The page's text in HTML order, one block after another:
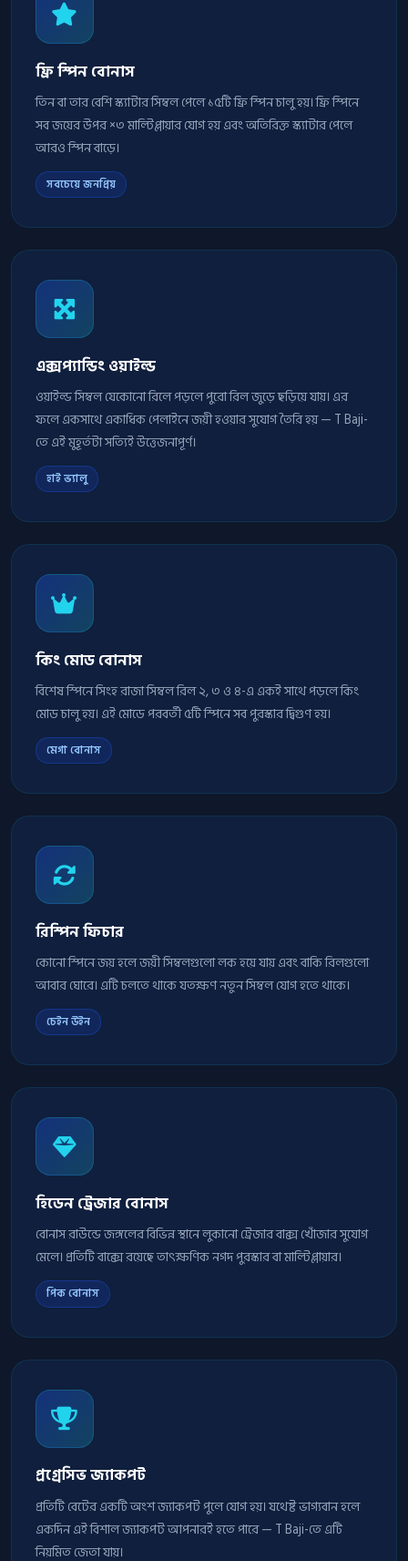
ফ্রি স্পিন বোনাস
তিন বা তার বেশি স্ক্যাটার সিম্বল পেলে ১৫টি ফ্রি স্পিন চালু হয়। ফ্রি স্পিনে
সব জয়ের উপর ×৩ মাল্টিপ্লায়ার যোগ হয় এবং অতিরিক্ত স্ক্যাটার পেলে
আরও স্পিন বাড়ে।
সবচেয়ে জনপ্রিয়
এক্সপ্যান্ডিং ওয়াইল্ড
ওয়াইল্ড সিম্বল যেকোনো রিলে পড়লে পুরো রিল জুড়ে ছড়িয়ে যায়। এর
ফলে একসাথে একাধিক পেলাইনে জয়ী হওয়ার সুযোগ তৈরি হয় — T Baji-
তে এই মুহূর্তটা সত্যিই উত্তেজনাপূর্ণ।
হাই ভ্যালু
কিং মোড বোনাস
বিশেষ স্পিনে সিংহ রাজা সিম্বল রিল ২, ৩ ও ৪-এ একই সাথে পড়লে কিং
মোড চালু হয়। এই মোডে পরবর্তী ৫টি স্পিনে সব পুরস্কার দ্বিগুণ হয়।
মেগা বোনাস
রিস্পিন ফিচার
কোনো স্পিনে জয় হলে জয়ী সিম্বলগুলো লক হয়ে যায় এবং বাকি রিলগুলো
আবার ঘোরে। এটি চলতে থাকে যতক্ষণ নতুন সিম্বল যোগ হতে থাকে।
চেইন উইন
হিডেন ট্রেজার বোনাস
বোনাস রাউন্ডে জঙ্গলের বিভিন্ন স্থানে লুকানো ট্রেজার বাক্স খোঁজার সুযোগ
মেলে। প্রতিটি বাক্সে রয়েছে তাৎক্ষণিক নগদ পুরস্কার বা মাল্টিপ্লায়ার।
পিক বোনাস
প্রগ্রেসিভ জ্যাকপট
প্রতিটি বেটের একটি অংশ জ্যাকপট পুলে যোগ হয়। যথেষ্ট ভাগ্যবান হলে
একদিন এই বিশাল জ্যাকপট আপনারই হতে পারে — T Baji-তে এটি
নিয়মিত জেতা যায়।